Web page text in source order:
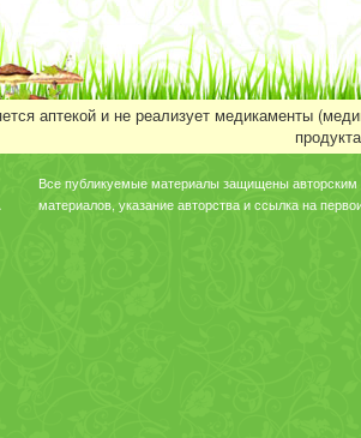
аптекой и не реализует медикаменты
Все публикуемые материалы защищены авторским
материалов, указание авторства и ссылка на